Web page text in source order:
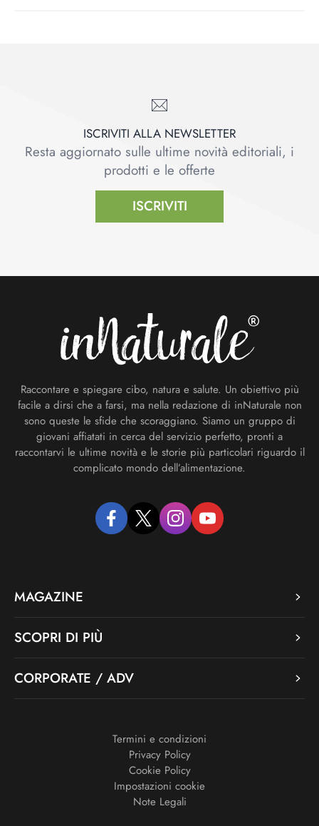
ISCRIVITI ALLA NEWSLETTER
Resta aggiornato sulle ultime novità editoriali, i
prodotti e le offerte
ISCRIVITI
Raccontare e spiegare cibo, natura e salute. Un obiettivo più
facile a dirsi che a farsi, ma nella redazione di inNaturale non
sono queste le sfide che scoraggiano. Siamo un gruppo di
giovani affiatati in cerca del servizio perfetto, pronti a
raccontarvi le ultime novità e le storie più particolari riguardo il
complicato mondo dell’alimentazione.
facebooktwitter instagramyoutube
MAGAZINE
SCOPRI DI PIÙ
CORPORATE / ADV
Termini e condizioni
Privacy Policy
Cookie Policy
Impostazioni cookie
Note Legali